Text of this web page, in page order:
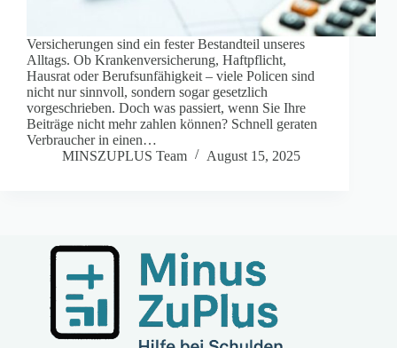
Versicherungen sind ein fester Bestandteil unseres
Alltags. Ob Krankenversicherung, Haftpflicht,
Hausrat oder Berufsunfähigkeit – viele Policen sind
nicht nur sinnvoll, sondern sogar gesetzlich
vorgeschrieben. Doch was passiert, wenn Sie Ihre
Beiträge nicht mehr zahlen können? Schnell geraten
Verbraucher in einen…
MINSZUPLUS Team
August 15, 2025